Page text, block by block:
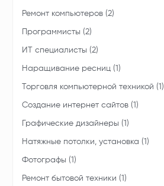
Ремонт компьютеров (2)
Программисты (2)
ИТ специалисты (2)
Наращивание ресниц (1)
Торговля компьютерной техникой (1)
Создание интернет сайтов (1)
Графические дизайнеры (1)
Натяжные потолки, установка (1)
Фотографы (1)
Ремонт бытовой техники (1)